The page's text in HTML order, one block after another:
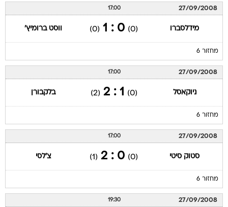
27/09/2008
17:00
מידלסברו (0)
0 : 1
(0) ווסט ברומיץ'
מחזור 6
27/09/2008
17:00
ניוקאסל (0)
1 : 2
(2) בלקבורן
מחזור 6
27/09/2008
17:00
סטוק סיטי (0)
0 : 2
(1) צ'לסי
מחזור 6
27/09/2008
19:30